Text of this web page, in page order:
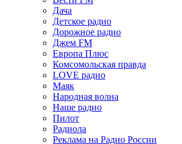
Дача
Детское радио
Дорожное радио
Джем FM
Европа Плюс
Комсомольская правда
LOVE радио
Маяк
Народная волна
Наше радио
Пилот
Радиола
Реклама на Радио России